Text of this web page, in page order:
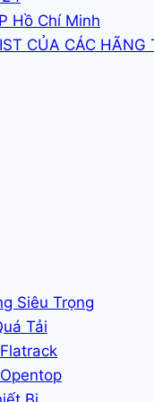
Hồ Chí Minh
CỦA CÁC HÃNG
Siêu Trọng
Tải